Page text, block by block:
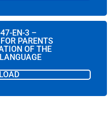
EN-3 –
PARENTS
OF THE